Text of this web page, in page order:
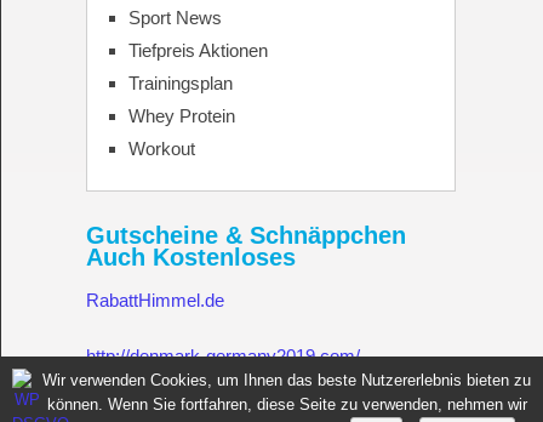
Sport News
Tiefpreis Aktionen
Trainingsplan
Whey Protein
Workout
Gutscheine & Schnäppchen
Auch Kostenloses
RabattHimmel.de
http://denmark-germany2019.com/
Gutschein.Rabatthimmel.de
Wir verwenden Cookies, um Ihnen das beste Nutzererlebnis bieten zu
können. Wenn Sie fortfahren, diese Seite zu verwenden, nehmen wir